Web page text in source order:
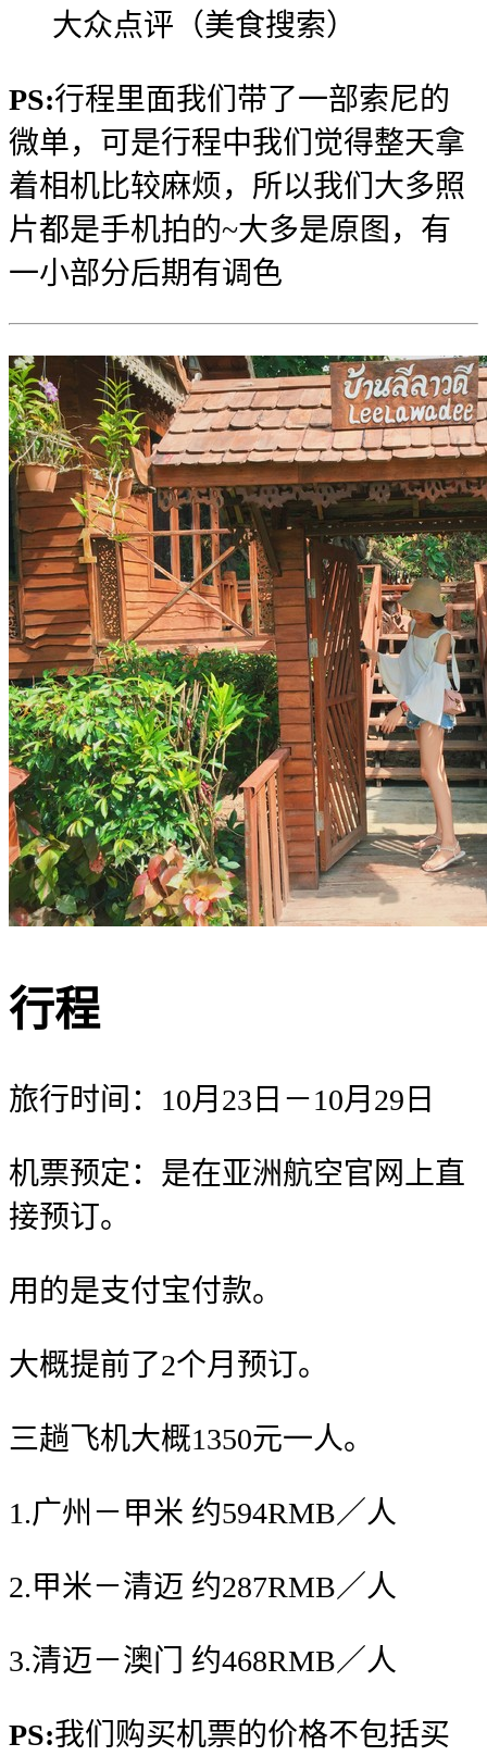
大众点评（美食搜索）
PS:行程里面我们带了一部索尼的
微单，可是行程中我们觉得整天拿
着相机比较麻烦，所以我们大多照
片都是手机拍的~大多是原图，有
一小部分后期有调色
行程
旅行时间：10月23日－10月29日
机票预定：是在亚洲航空官网上直
接预订。
用的是支付宝付款。
大概提前了2个月预订。
三趟飞机大概1350元一人。
1.广州－甲米 约594RMB／人
2.甲米－清迈 约287RMB／人
3.清迈－澳门 约468RMB／人
PS:我们购买机票的价格不包括买